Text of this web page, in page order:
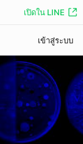
เปิดใน LINE
เข้าสู่ระบบ